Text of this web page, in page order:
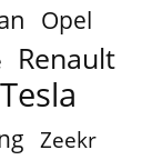
Opel
Renault
Tesla
Zeekr